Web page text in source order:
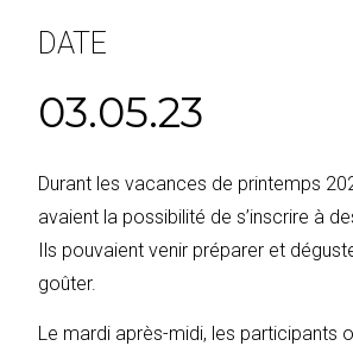
DATE
03.05.23
Durant les vacances de printemps
avaient la possibilité de s’inscrire à
Ils pouvaient venir préparer et
goûter.
Le mardi après-midi, les participants